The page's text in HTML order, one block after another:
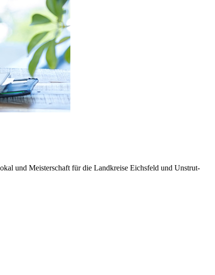
und Meisterschaft für die Landkreise Eichsfeld und Unstrut-